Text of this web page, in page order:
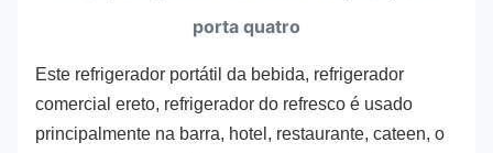
porta quatro
Este refrigerador portátil da bebida, refrigerador
comercial ereto, refrigerador do refresco é usado
principalmente na barra, hotel, restaurante, cateen, o